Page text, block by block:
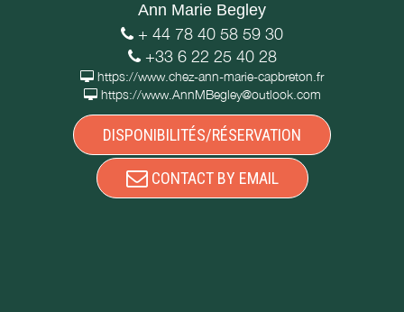
Ann Marie Begley
+ 44 78 40 58 59 30
+33 6 22 25 40 28
https://www.chez-ann-marie-capbreton.fr
https://www.AnnMBegley@outlook.com
DISPONIBILITÉS/RÉSERVATION
CONTACT BY EMAIL